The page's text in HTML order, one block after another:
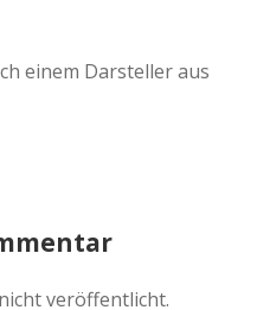
einem Darsteller aus
veröffentlicht.